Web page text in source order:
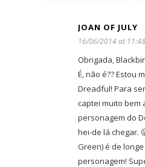
JOAN OF JULY
16/06/2014 at
Obrigada,
É, não é?? Estou
Dreadful! Para
captei muito bem
personagem do
hei-de lá chegar.
Green) é de
personagem!